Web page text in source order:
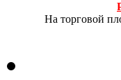
На торговой